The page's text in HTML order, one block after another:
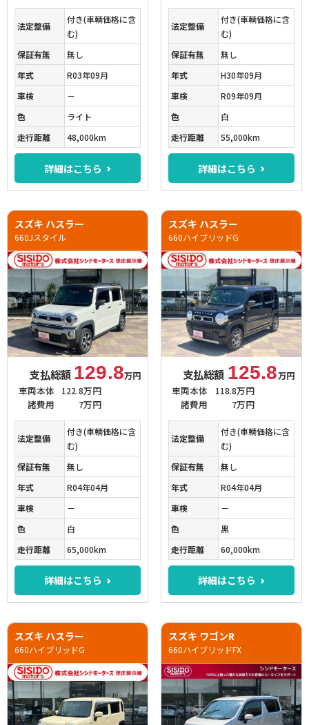
法定整備
付き(車輌価格に含
む)
保証有無
無し
年式
R03年09月
車検
－
色
ライト
走行距離
48,000km
詳細はこちら
法定整備
付き(車輌価格に含
む)
保証有無
無し
年式
H30年09月
車検
R09年09月
色
白
走行距離
55,000km
詳細はこちら
スズキ ハスラー
660Jスタイル
支払総額 129.8万円
車両本体
122.8万円
諸費用
7万円
法定整備
付き(車輌価格に含
む)
保証有無
無し
年式
R04年04月
車検
－
色
白
走行距離
65,000km
詳細はこちら
スズキ ハスラー
660ハイブリッドG
支払総額 125.8万円
車両本体
118.8万円
諸費用
7万円
法定整備
付き(車輌価格に含
む)
保証有無
無し
年式
R04年04月
車検
－
色
黒
走行距離
60,000km
詳細はこちら
スズキ ハスラー
660ハイブリッドG
スズキ ワゴンR
660ハイブリッドFX